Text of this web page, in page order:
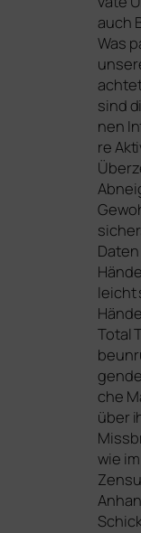
auch
Was
sind
nen
re
leicht
Total
che
über
wie